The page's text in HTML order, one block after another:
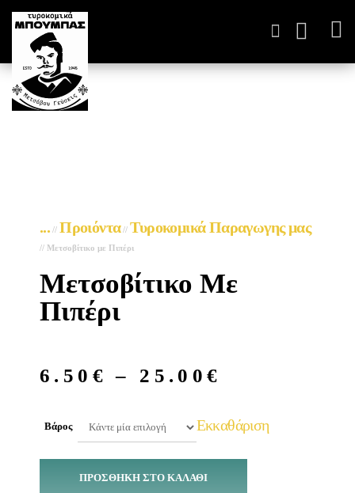
... // Προιόντα// Τυροκομικά Παραγωγης μας
// Μετσοβίτικο με Πιπέρι
Μετσοβίτικο Με
Πιπέρι
6.50 € – 25.00€
Βάρος Εκκαθάριση
ΠΡΟΣΘΉΚΗ ΣΤΟ ΚΑΛΆΘΙ